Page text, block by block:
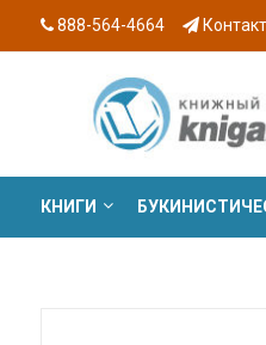
888-564-4664
КНИГИ